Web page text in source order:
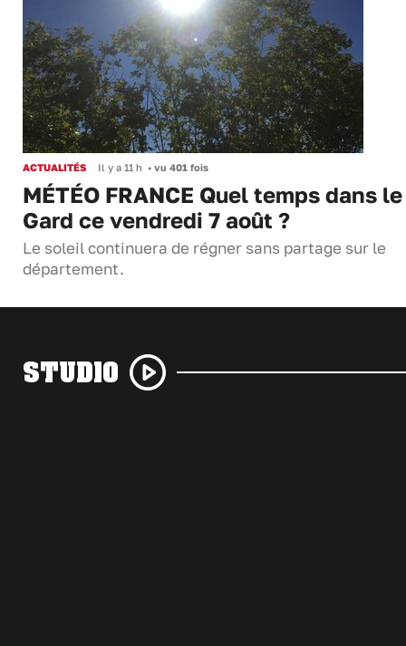
ACTUALITÉS Il y a 11 h • vu 401 fois
MÉTÉO FRANCE Quel temps dans le
Gard ce vendredi 7 août ?
Le soleil continuera de régner sans partage sur le
département.
STUDIO